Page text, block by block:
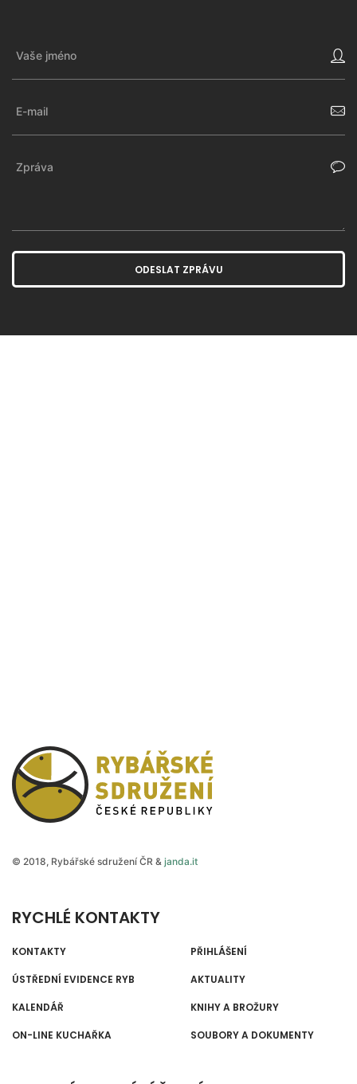
ODESLAT ZPRÁVU
© 2018, Rybářské sdružení ČR & janda.it
RYCHLÉ KONTAKTY
KONTAKTY
ÚSTŘEDNÍ EVIDENCE RYB
KALENDÁŘ
ON-LINE KUCHAŘKA
PŘIHLÁŠENÍ
AKTUALITY
KNIHY A BROŽURY
SOUBORY A DOKUMENTY